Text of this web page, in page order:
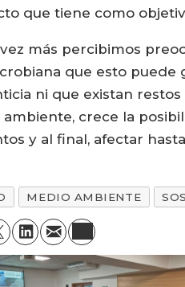
que tiene como
vez más percibimos
que esto puede
ni que existan
ambiente, crece la
y al final, afectar
MEDIO AMBIENTE